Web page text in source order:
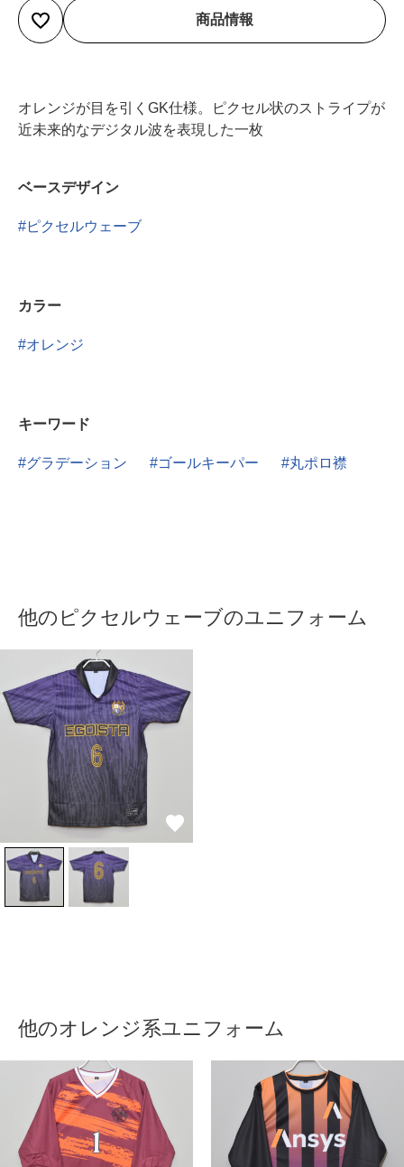
商品情報
オレンジが目を引くGK仕様。ピクセル状のストライプが
近未来的なデジタル波を表現した一枚
ベースデザイン
ピクセルウェーブ
カラー
オレンジ
キーワード
グラデーション ゴールキーパー 丸ポロ襟
他のピクセルウェーブのユニフォーム
他のオレンジ系ユニフォーム